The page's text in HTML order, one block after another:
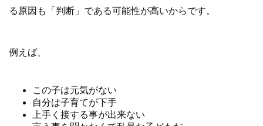
る原因も「判断」である可能性が高いからです。
例えば、
この子は元気がない
自分は子育てが下手
上手く接する事が出来ない